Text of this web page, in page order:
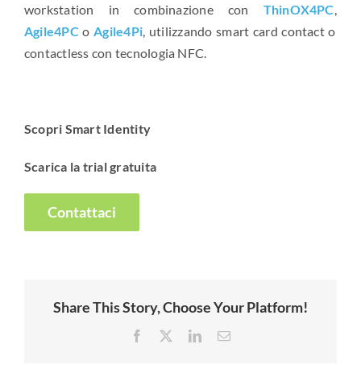
workstation in combinazione con ThinOX4PC,
Agile4PC oAgile4Pi, utilizzando smart card contact o
contactless con tecnologia NFC.
Scopri Smart Identity
Scarica la trial gratuita
Contattaci
Share This Story, Choose Your Platform!
Facebook LinkedInEmail